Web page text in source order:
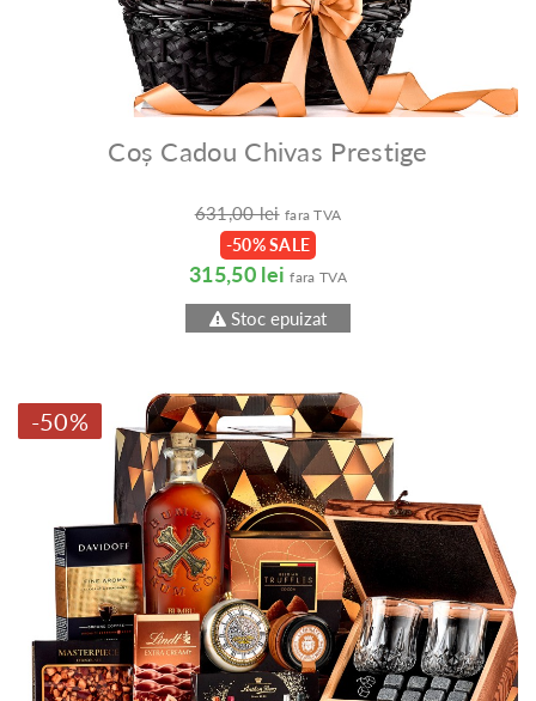
Coș Cadou Chivas Prestige
631,00 lei fara TVA
-50% SALE
315,50 lei fara TVA
Stoc epuizat
-50%